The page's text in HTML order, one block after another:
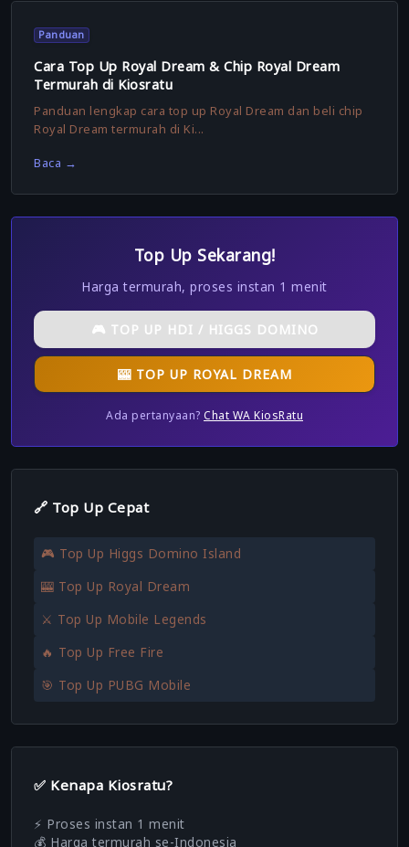
Panduan
Cara Top Up Royal Dream & Chip Royal Dream
Termurah di Kiosratu
Panduan lengkap cara top up Royal Dream dan beli chip
Royal Dream termurah di Ki...
Baca →
Top Up Sekarang!
Harga termurah, proses instan 1 menit
🎮 TOP UP HDI / HIGGS DOMINO
🎰 TOP UP ROYAL DREAM
Ada pertanyaan? Chat WA KiosRatu
🔗 Top Up Cepat
🎮 Top Up Higgs Domino Island
🎰 Top Up Royal Dream
⚔️ Top Up Mobile Legends
🔥 Top Up Free Fire
🎯 Top Up PUBG Mobile
✅ Kenapa Kiosratu?
⚡ Proses instan 1 menit
💰 Harga termurah se-Indonesia